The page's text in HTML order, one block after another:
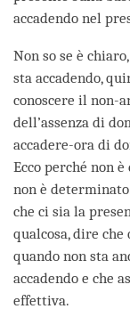
accadendo nel
Non so se è
sta accadendo,
conoscere il non-
dell’assenza di
accadere-ora di
Ecco perché non
non è
che ci sia la
qualcosa, dire che
quando non sta
accadendo e che
effettiva.